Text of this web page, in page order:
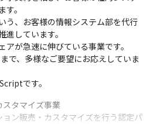
。
う、お客様の情報システム部を代行
しています。
アが急速に伸びている事業です。
で、多様なご要望にお応えしていま
です。
タマイズ事業
ン販売・カスタマイズを行う認定パ